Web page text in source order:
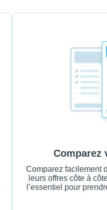
Comparez
Comparez facilement
leurs offres côte à
l’essentiel pour